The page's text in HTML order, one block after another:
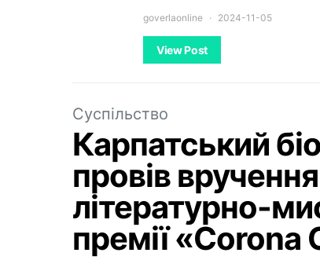
goverlaonline 2024-11-05
View Post
Суспільство
Карпатський
провів
літературно-
премії «Corona